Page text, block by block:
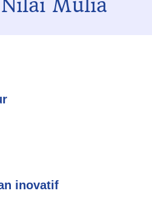
Nilai Mulia
inovatif